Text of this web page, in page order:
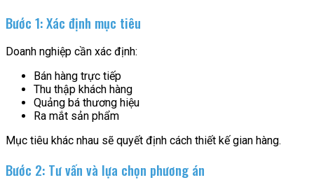
Bước 1: Xác định mục tiêu
Doanh nghiệp cần xác định:
Bán hàng trực tiếp
Thu thập khách hàng
Quảng bá thương hiệu
Ra mắt sản phẩm
Mục tiêu khác nhau sẽ quyết định cách thiết kế gian hàng.
Bước 2: Tư vấn và lựa chọn phương án